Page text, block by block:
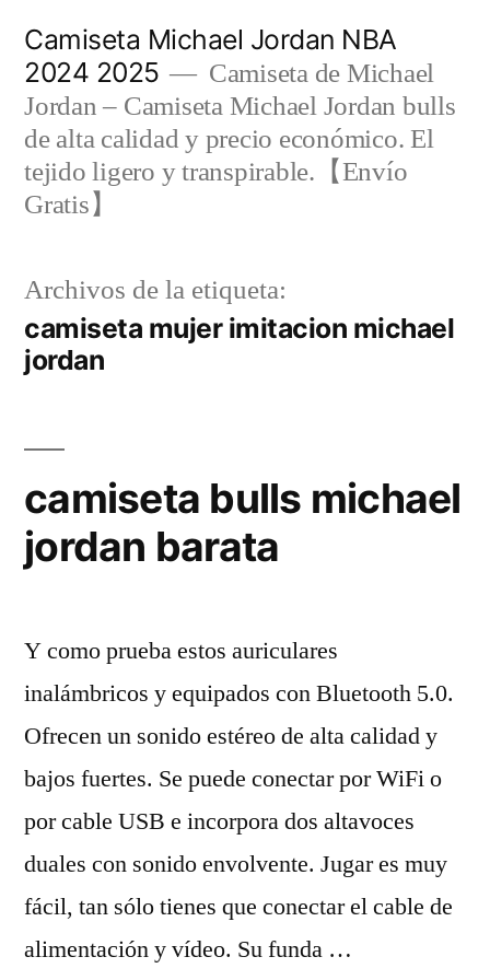
contenido
Camiseta Michael Jordan NBA
2024 2025
Camiseta de Michael
Jordan – Camiseta Michael Jordan bulls
de alta calidad y precio económico. El
tejido ligero y transpirable.【Envío
Gratis】
Archivos de la etiqueta:
camiseta mujer imitacion michael
jordan
camiseta bulls michael
jordan barata
Y como prueba estos auriculares
inalámbricos y equipados con Bluetooth 5.0.
Ofrecen un sonido estéreo de alta calidad y
bajos fuertes. Se puede conectar por WiFi o
por cable USB e incorpora dos altavoces
duales con sonido envolvente. Jugar es muy
fácil, tan sólo tienes que conectar el cable de
alimentación y vídeo. Su funda …